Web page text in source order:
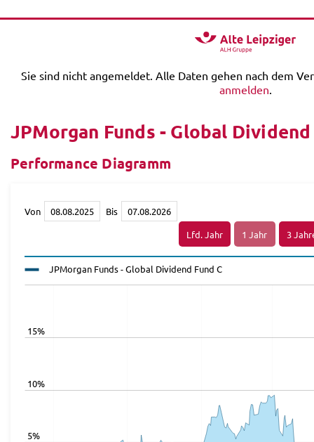
Sie sind nicht angemeldet. Alle Daten gehen nach dem
anmelden.
JPMorgan Funds - Global Dividend
Performance Diagramm
Von Bis
JPMorgan Funds - Global Dividend Fund C
5%
10%
15%